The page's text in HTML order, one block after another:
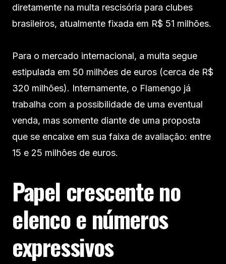
diretamente na multa rescisória para clubes
brasileiros, atualmente fixada em R$ 51 milhões.
Para o mercado internacional, a multa segue
estipulada em 50 milhões de euros (cerca de R$
320 milhões). Internamente, o Flamengo já
trabalha com a possibilidade de uma eventual
venda, mas somente diante de uma proposta
que se encaixe em sua faixa de avaliação: entre
15 e 25 milhões de euros.
Papel crescente no
elenco e números
expressivos